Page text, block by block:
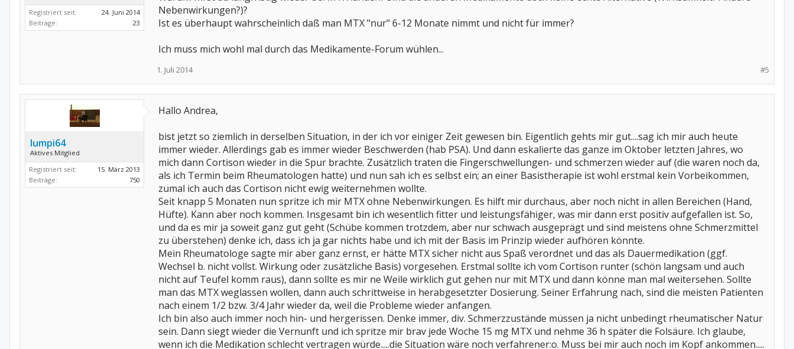
Registriert seit:
24. Juni 2014
Beiträge:
23
Nebenwirkungen?)?
Ist es überhaupt wahrscheinlich daß man MTX "nur" 6-12 Monate nimmt und nicht für immer?
Ich muss mich wohl mal durch das Medikamente-Forum wühlen...
#5
1. Juli 2014
lumpi64
Aktives Mitglied
Registriert seit:
15. März 2013
Beiträge:
750
Hallo Andrea,
bist jetzt so ziemlich in derselben Situation, in der ich vor einiger Zeit gewesen bin. Eigentlich gehts mir gut....sag ich mir auch heute
immer wieder. Allerdings gab es immer wieder Beschwerden (hab PSA). Und dann eskalierte das ganze im Oktober letzten Jahres, wo
mich dann Cortison wieder in die Spur brachte. Zusätzlich traten die Fingerschwellungen- und schmerzen wieder auf (die waren noch da,
als ich Termin beim Rheumatologen hatte) und nun sah ich es selbst ein; an einer Basistherapie ist wohl erstmal kein Vorbeikommen,
zumal ich auch das Cortison nicht ewig weiternehmen wollte.
Seit knapp 5 Monaten nun spritze ich mir MTX ohne Nebenwirkungen. Es hilft mir durchaus, aber noch nicht in allen Bereichen (Hand,
Hüfte). Kann aber noch kommen. Insgesamt bin ich wesentlich fitter und leistungsfähiger, was mir dann erst positiv aufgefallen ist. So,
und da es mir ja soweit ganz gut geht (Schübe kommen trotzdem, aber nur schwach ausgeprägt und sind meistens ohne Schmerzmittel
zu überstehen) denke ich, dass ich ja gar nichts habe und ich mit der Basis im Prinzip wieder aufhören könnte.
Mein Rheumatologe sagte mir aber ganz ernst, er hätte MTX sicher nicht aus Spaß verordnet und das als Dauermedikation (ggf.
Wechsel b. nicht vollst. Wirkung oder zusätzliche Basis) vorgesehen. Erstmal sollte ich vom Cortison runter (schön langsam und auch
nicht auf Teufel komm raus), dann sollte es mir ne Weile wirklich gut gehen nur mit MTX und dann könne man mal weitersehen. Sollte
man das MTX weglassen wollen, dann auch schrittweise in herabgesetzter Dosierung. Seiner Erfahrung nach, sind die meisten Patienten
nach einem 1/2 bzw. 3/4 Jahr wieder da, weil die Probleme wieder anfangen.
Ich bin also auch immer noch hin- und hergerissen. Denke immer, div. Schmerzzustände müssen ja nicht unbedingt rheumatischer Natur
sein. Dann siegt wieder die Vernunft und ich spritze mir brav jede Woche 15 mg MTX und nehme 36 h später die Folsäure. Ich glaube,
wenn ich die Medikation schlecht vertragen würde.....die Situation wäre noch verfahrener:o. Muss bei mir auch noch im Kopf ankommen.....